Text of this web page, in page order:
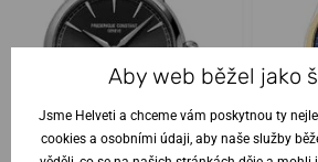
Aby web běžel jako
Jsme Helveti a chceme vám poskytnou ty
cookies a osobními údaji, aby naše služby